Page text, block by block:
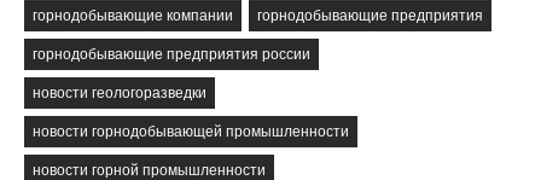
горнодобывающие компании горнодобывающие предприятия
горнодобывающие предприятия россии
новости геологоразведки
новости горнодобывающей промышленности
новости горной промышленности